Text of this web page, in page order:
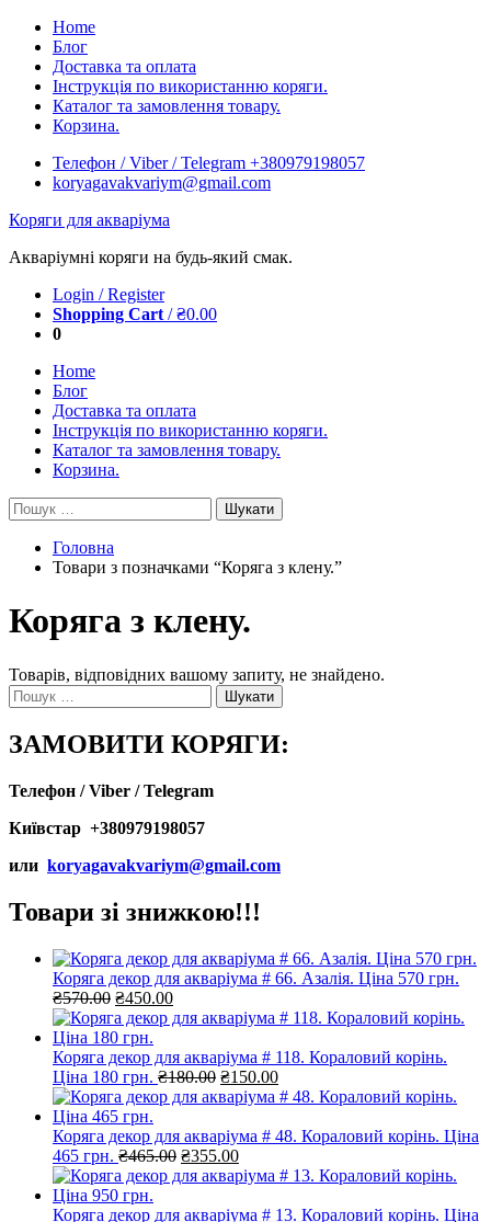
Skip
content
Home
Блог
Доставка та оплата
Інструкція по використанню коряги.
Каталог та замовлення товару.
Корзина.
Телефон / Viber / Telegram +380979198057
koryagavakvariym@gmail.com
Коряги для акваріума
Акваріумні коряги на будь-який смак.
Login / Register
Shopping Cart /₴0.00
0
Home
Блог
Доставка та оплата
Інструкція по використанню коряги.
Каталог та замовлення товару.
Корзина.
Пошук:
Головна
Товари з позначками “Коряга з клену.”
Коряга з клену.
Товарів, відповідних вашому запиту, не знайдено.
Пошук:
ЗАМОВИТИ КОРЯГИ:
Телефон / Viber / Telegram
Київстар +380979198057
или koryagavakvariym@gmail.com
Товари зі знижкою!!!
Коряга декор для акваріума # 66. Азалія. Ціна 570 грн.
₴570.00 Оригінальна
ціна:
₴570.00.
₴450.00Поточна
ціна:
Коряга декор для акваріума # 118. Кораловий корінь.
Ціна 180 грн. ₴180.00 Оригінальна
ціна:
₴150.00Поточна
ціна:
Коряга декор для акваріума # 48. Кораловий корінь. Ціна
465 грн. ₴465.00 Оригінальна
ціна:
₴355.00Поточна
ціна:
Коряга декор для акваріума # 13. Кораловий корінь. Ціна